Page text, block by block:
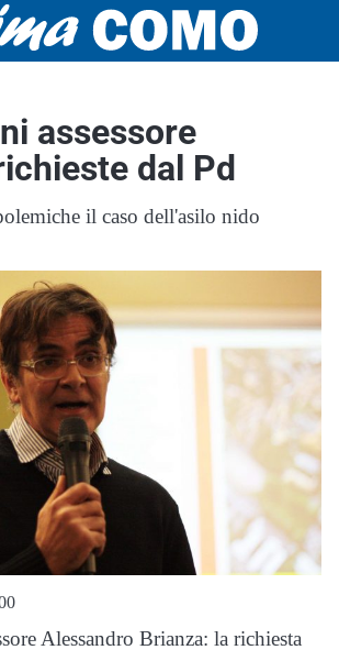
assessore
dal Pd
il caso dell'asilo nido
Alessandro Brianza: la richiesta